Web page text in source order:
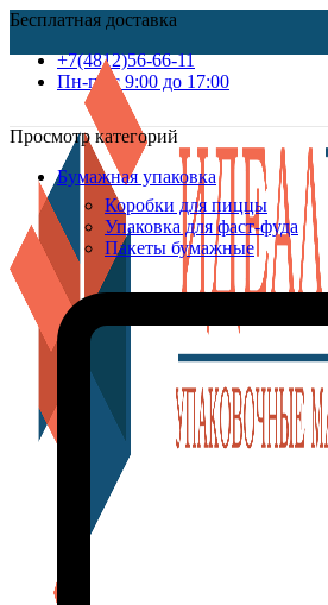
Бесплатная доставка
+7(4812)56-66-11
Пн-пт c 9:00 до 17:00
Просмотр категорий
Бумажная упаковка
Коробки для пиццы
Упаковка для фаст-фуда
Пакеты бумажные